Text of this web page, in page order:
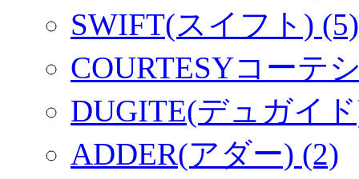
SWIFT(スイフト) (5)
COURTESYコーテ
DUGITE(デュガイ
ADDER(アダー) (2)